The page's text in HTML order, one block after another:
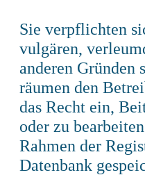
Sie verpflichten
vulgären,
anderen
räumen den
das Recht ein,
oder zu
Rahmen der
Datenbank